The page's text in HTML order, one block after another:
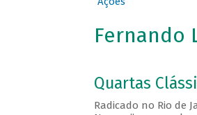
Fernando
Quartas
Radicado no Rio de